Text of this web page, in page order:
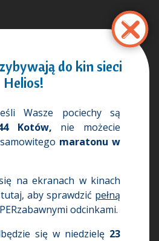
do kin sieci
Helios!
Wasze pociechy są
Kotów, nie możecie
maratonu w
na ekranach w kinach
aby sprawdzić pełną
odcinkami.
się w niedzielę 23